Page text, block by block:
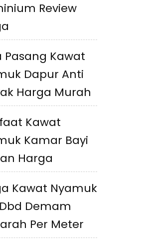
Review
Pasang Kawat
Dapur Anti
Harga Murah
Kawat
Kamar Bayi
Harga
Kawat Nyamuk
Demam
Per Meter